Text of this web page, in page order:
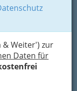
Weiter') zur
Daten für